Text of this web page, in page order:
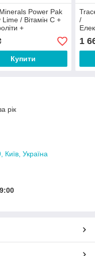
Power Pak
/ Вітамін C +
+
смак
30 саше
Купити
/
1
рік
Київ, Україна